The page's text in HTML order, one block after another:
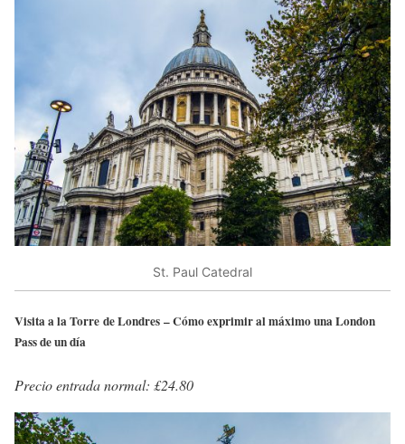
St. Paul Catedral
Visita a la Torre de Londres – Cómo exprimir al máximo una London
Pass de un día
Precio entrada normal: £24.80